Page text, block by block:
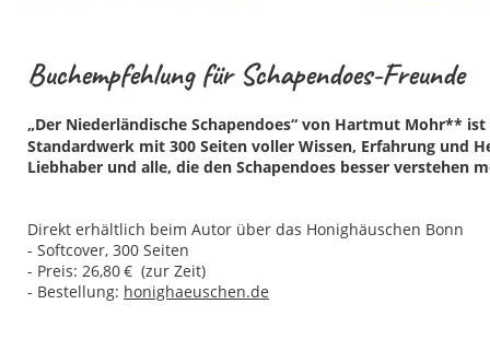
Buchempfehlung für Schapendoes-Freunde
„Der Niederländische Schapendoes“ von Hartmut Mohr**
Standardwerk mit 300 Seiten voller Wissen, Erfahrung und
Liebhaber und alle, die den Schapendoes besser verstehen
Direkt erhältlich beim Autor über das Honighäuschen Bonn
- Softcover, 300 Seiten
- Preis: 26,80€  (zur Zeit)
- Bestellung: honighaeuschen.de